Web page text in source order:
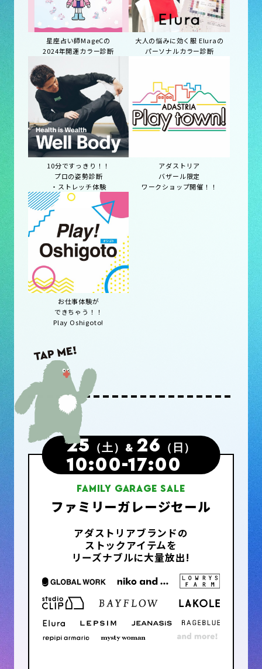
星座占い師MageCの
2024年開運カラー診断
大人の悩みに効く服 Eluraの
パーソナルカラー診断
10分ですっきり！！
プロの姿勢診断
・ストレッチ体験
アダストリア
バザール限定
ワークショップ開催！！
お仕事体験が
できちゃう！！
Play Oshigoto!
25 （土） & 26 （日）
10:00-17:00
FAMILY GARAGE SALE
ファミリーガレージセール
アダストリアブランドの
ストックアイテムを
リーズナブルに大量放出!